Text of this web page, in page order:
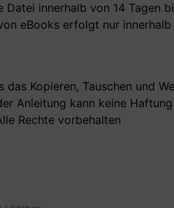
Datei innerhalb von 14 Tagen
eBooks erfolgt nur
das Kopieren, Tauschen und
Anleitung kann keine
Rechte vorbehalten